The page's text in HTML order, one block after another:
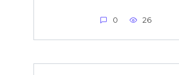
0 26